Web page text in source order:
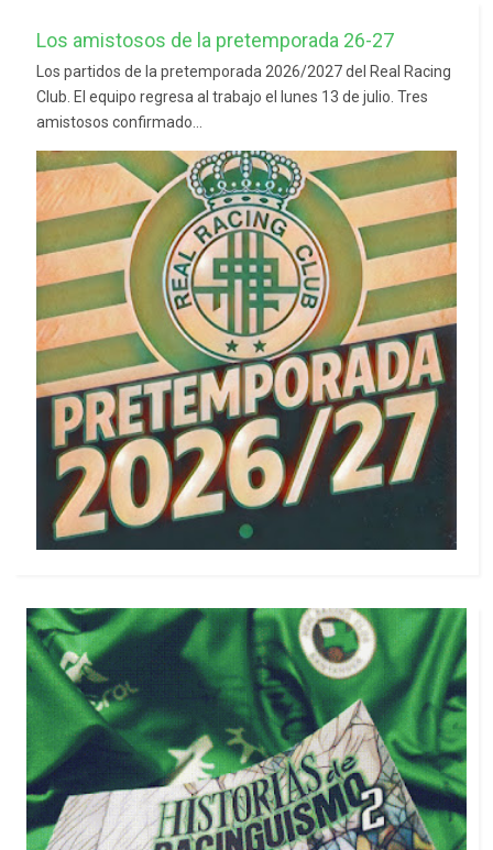
Los amistosos de la pretemporada 26-27
Los partidos de la pretemporada 2026/2027 del Real Racing
Club. El equipo regresa al trabajo el lunes 13 de julio. Tres
amistosos confirmado...